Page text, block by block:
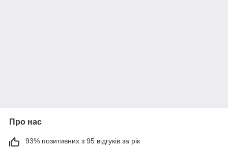
Про нас
93% позитивних з 95 відгуків за рік